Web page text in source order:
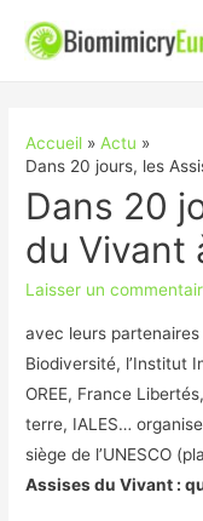
Accueil
Actu
Dans 20 jours, les
Dans 20
du Vivant
Laisser un
avec leurs
Biodiversité, l’Institut
OREE, France
terre, IALES…
siège de l’UNESCO
Assises du Vivant :